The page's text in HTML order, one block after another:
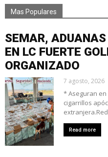
Mas Populares
SEMAR,
EN LC FUERTE
ORGANIZADO
7 agosto, 2026
* Aseguran en
cigarrillos
Read more